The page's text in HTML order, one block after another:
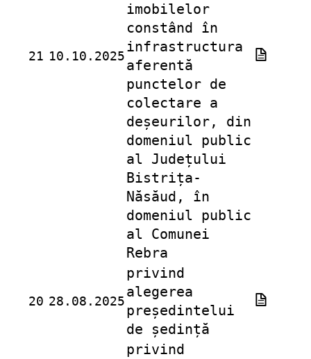
21 10.10.2025
imobilelor
constând în
infrastructura
aferentă
punctelor de
colectare a
deșeurilor, din
domeniul public
al Județului
Bistrița-
Năsăud, în
domeniul public
al Comunei
Rebra
20 28.08.2025
privind
alegerea
președintelui
de ședință
privind